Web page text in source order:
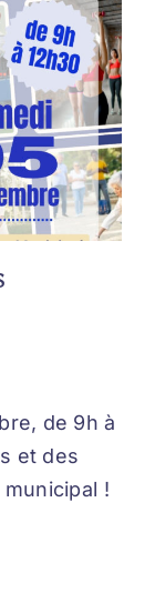
de 9h à
et des
!